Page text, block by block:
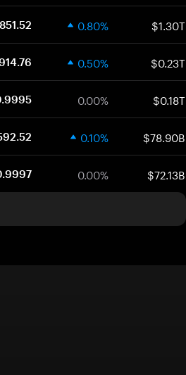
0.80% $1.30T
0.50% $0.23T
0.00% $0.18T
0.10% $78.90B
0.00% $72.13B